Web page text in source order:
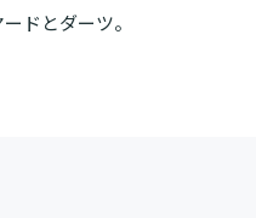
ドとダーツ。